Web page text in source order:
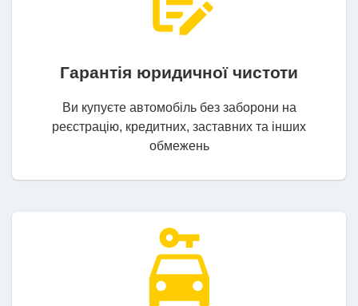
Гарантія юридичної чистоти
Ви купуєте автомобіль без заборони на
реєстрацію, кредитних, заставних та інших
обмежень